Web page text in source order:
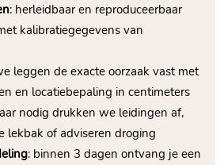
: herleidbaar en reproduceerbaar
kalibratiegegevens van
leggen de exacte oorzaak vast met
en locatiebepaling in centimeters
nodig drukken we leidingen af,
lekbak of adviseren droging
: binnen 3 dagen ontvang je een